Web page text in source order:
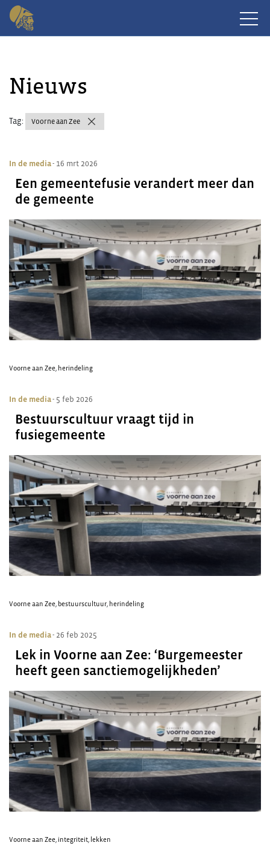
Nieuws
Tag: Voorne aan Zee
In de media- 16 mrt 2026
Een gemeentefusie verandert meer dan
de gemeente
Voorne aan Zee, herindeling
In de media- 5 feb 2026
Bestuurscultuur vraagt tijd in
fusiegemeente
Voorne aan Zee, bestuurscultuur, herindeling
In de media- 26 feb 2025
Lek in Voorne aan Zee: ‘Burgemeester
heeft geen sanctiemogelijkheden’
Voorne aan Zee, integriteit, lekken